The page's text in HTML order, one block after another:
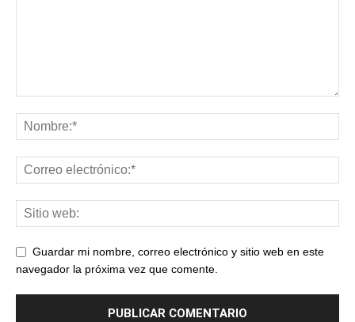
Guardar mi nombre, correo electrónico y sitio web en este
navegador la próxima vez que comente.